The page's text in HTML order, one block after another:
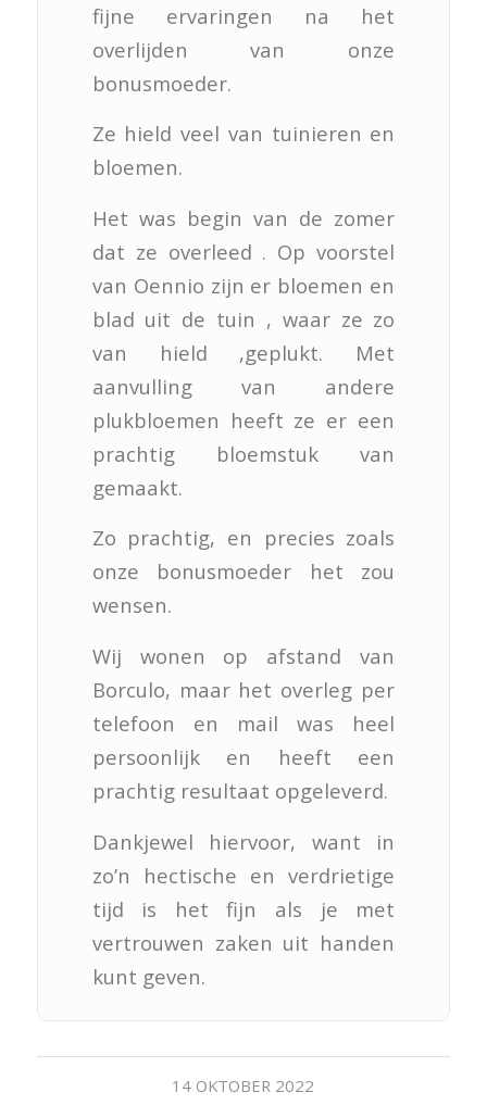
fijne ervaringen na het
overlijden van onze
bonusmoeder.
Ze hield veel van tuinieren en
bloemen.
Het was begin van de zomer
dat ze overleed . Op voorstel
van Oennio zijn er bloemen en
blad uit de tuin , waar ze zo
van hield ,geplukt. Met
aanvulling van andere
plukbloemen heeft ze er een
prachtig bloemstuk van
gemaakt.
Zo prachtig, en precies zoals
onze bonusmoeder het zou
wensen.
Wij wonen op afstand van
Borculo, maar het overleg per
telefoon en mail was heel
persoonlijk en heeft een
prachtig resultaat opgeleverd.
Dankjewel hiervoor, want in
zo’n hectische en verdrietige
tijd is het fijn als je met
vertrouwen zaken uit handen
kunt geven.
14 OKTOBER 2022